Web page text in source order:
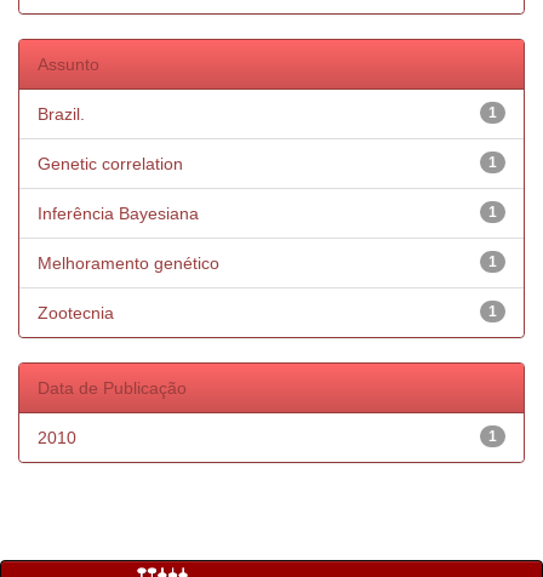
Assunto
1
Brazil.
1
Genetic correlation
1
Inferência Bayesiana
1
Melhoramento genético
1
Zootecnia
Data de Publicação
1
2010